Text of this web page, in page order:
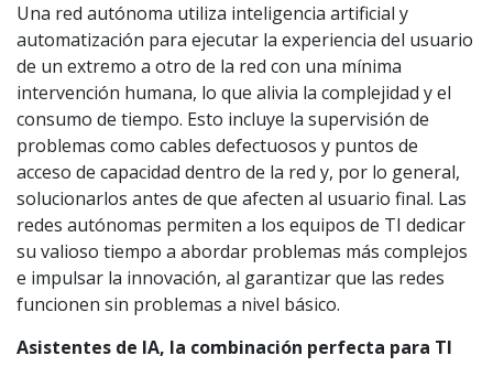
Una red autónoma utiliza inteligencia artificial y
automatización para ejecutar la experiencia del usuario
de un extremo a otro de la red con una mínima
intervención humana, lo que alivia la complejidad y el
consumo de tiempo. Esto incluye la supervisión de
problemas como cables defectuosos y puntos de
acceso de capacidad dentro de la red y, por lo general,
solucionarlos antes de que afecten al usuario final. Las
redes autónomas permiten a los equipos de TI dedicar
su valioso tiempo a abordar problemas más complejos
e impulsar la innovación, al garantizar que las redes
funcionen sin problemas a nivel básico.
Asistentes de IA, la combinación perfecta para TI